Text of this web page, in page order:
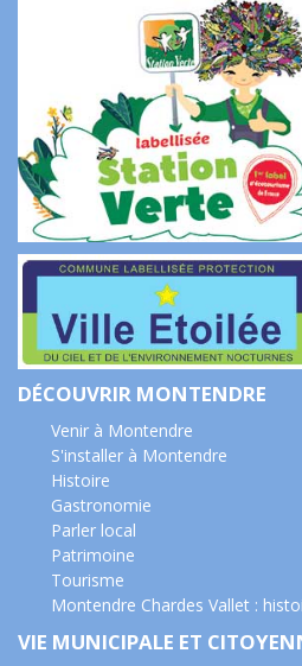
DÉCOUVRIR MONTENDRE
Venir à Montendre
S'installer à Montendre
Histoire
Gastronomie
Parler local
Patrimoine
Tourisme
Montendre Chardes Vallet :
VIE MUNICIPALE ET